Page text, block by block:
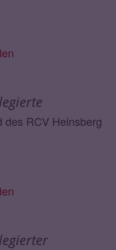
des RCV Heinsberg